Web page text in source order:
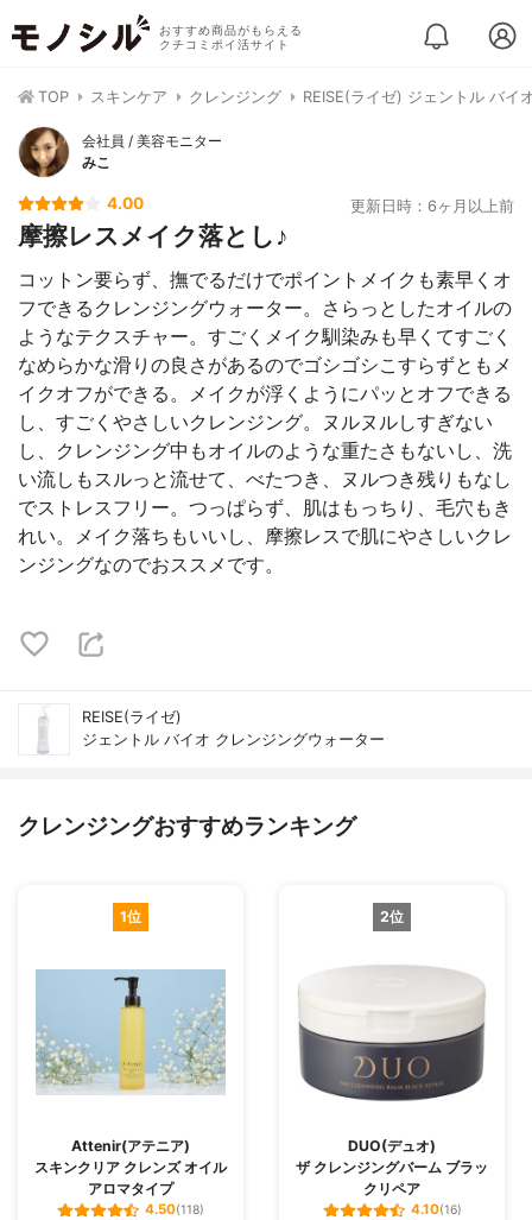
おすすめ商品がもらえる
クチコミポイ活サイト
TOP スキンケア クレンジング REISE(ライゼ) ジェントル バイ
会社員 / 美容モニター
みこ
4.00 更新日時：6ヶ月以上前
摩擦レスメイク落とし♪
コットン要らず、撫でるだけでポイントメイクも素早くオ
フできるクレンジングウォーター。さらっとしたオイルの
ようなテクスチャー。すごくメイク馴染みも早くてすごく
なめらかな滑りの良さがあるのでゴシゴシこすらずともメ
イクオフができる。メイクが浮くようにパッとオフできる
し、すごくやさしいクレンジング。ヌルヌルしすぎない
し、クレンジング中もオイルのような重たさもないし、洗
い流しもスルっと流せて、べたつき、ヌルつき残りもなし
でストレスフリー。つっぱらず、肌はもっちり、毛穴もき
れい。メイク落ちもいいし、摩擦レスで肌にやさしいクレ
ンジングなのでおススメです。
REISE(ライゼ)
ジェントル バイオ クレンジングウォーター
クレンジングおすすめランキング
1位
Attenir(アテニア)
スキンクリア クレンズ オイル
アロマタイプ
4.50(118)
2位
DUO(デュオ)
ザ クレンジングバーム ブラッ
クリペア
4.10(16)